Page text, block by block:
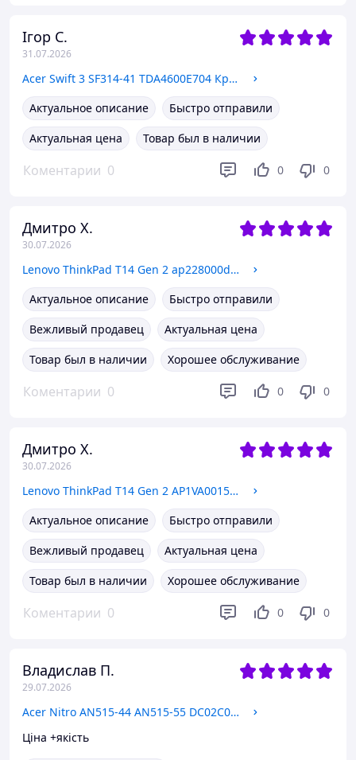
Ігор С.
31.07.2026
Acer Swift 3 SF314-41 TDA4600E704 Крышка, рамка матрицы, корпус
Актуальное описание
Быстро отправили
Актуальная цена
Товар был в наличии
Коментарии 0 0 0
Дмитро Х.
30.07.2026
Lenovo ThinkPad T14 Gen 2 ap228000d00 Нижняя часть корпуса, корыто, поддон
Актуальное описание
Быстро отправили
Вежливый продавец
Актуальная цена
Товар был в наличии
Хорошее обслуживание
Коментарии 0 0 0
Дмитро Х.
30.07.2026
Lenovo ThinkPad T14 Gen 2 AP1VA001500 PF3M12ZA Нижняя часть корпуса, поддон
Актуальное описание
Быстро отправили
Вежливый продавец
Актуальная цена
Товар был в наличии
Хорошее обслуживание
Коментарии 0 0 0
Владислав П.
29.07.2026
Acer Nitro AN515-44 AN515-55 DC02C00PW00 144 Гц 40-контактный шлейф матрицы
Ціна +якість